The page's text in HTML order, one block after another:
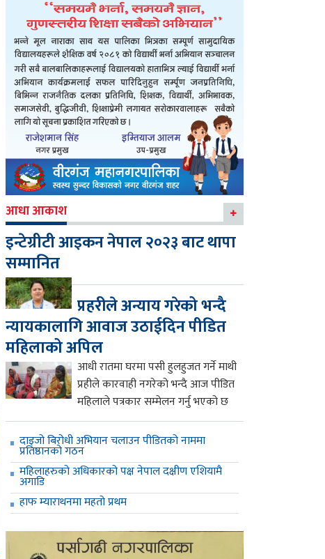
आधा आकाश
इन्टेग्रीटी आइकन नेपाल २०२३ बाट थापा
सम्मानित
प्रहरीले अन्याय गरेको भन्दै
न्यायकालागि आवाज उठाईदिन पीडित
महिलाको अपिल
आधी रातमा घरमा पसी हुलहुजत गर्ने माथी
प्रहीले कारवाही नगरेको भन्दै आज पीडित
महिलाले पत्रकार सम्मेलन गर्नु भएको छ
दाइजो बिरोधी अभियान चलाउन पीडितको नाममा
प्रतिष्ठानको गठन
महिलाहरुको अधिकारको पक्ष नेपाल दक्षीण एशियामै
अगाडि
हाफ म्याराथनमा महतो प्रथम